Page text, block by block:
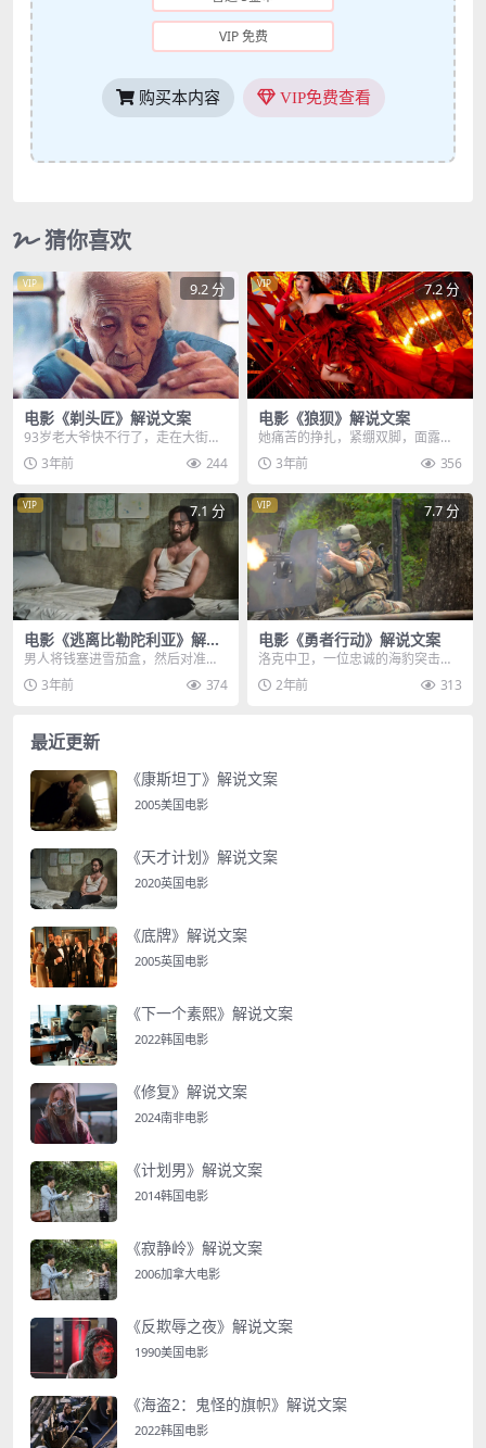
VIP 免费
购买本内容 VIP免费查看
猜你喜欢
VIP 9.2 分
电影《剃头匠》解说文案
93岁老大爷快不行了，走在大街上
他只觉得，天旋地转视线模糊，于
是赶紧靠墙根坐下来...
3年前 244
VIP 7.2 分
电影《狼狈》解说文案
她痛苦的挣扎，紧绷双脚，面露青
筋，没有注射麻药，钢针直接穿过
了脸颊，她在做整容手...
3年前 356
VIP 7.1 分
电影《逃离比勒陀利亚》解说
文案
男人将钱塞进雪茄盒，然后对准自
己的菊花，硬塞了进去，而他之所
以这么做，是因为他马...
3年前 374
VIP 7.7 分
电影《勇者行动》解说文案
洛克中卫，一位忠诚的海豹突击队
员，誓言要为祖国奉献一切，他的
生活即将迎接新生命的...
2年前 313
最近更新
《康斯坦丁》解说文案
2005美国电影
《天才计划》解说文案
2020英国电影
《底牌》解说文案
2005英国电影
《下一个素熙》解说文案
2022韩国电影
《修复》解说文案
2024南非电影
《计划男》解说文案
2014韩国电影
《寂静岭》解说文案
2006加拿大电影
《反欺辱之夜》解说文案
1990美国电影
《海盗2：鬼怪的旗帜》解说文案
2022韩国电影